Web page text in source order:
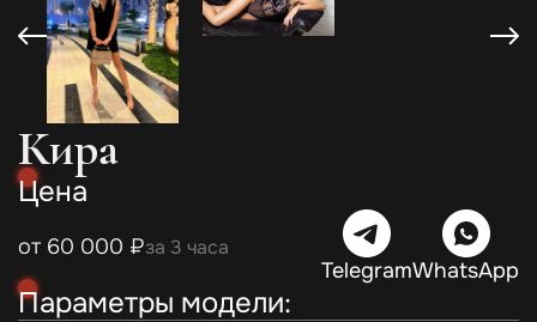
Кира
Цена
от 60 000 ₽за 3 часа
TelegramWhatsApp
Параметры модели: